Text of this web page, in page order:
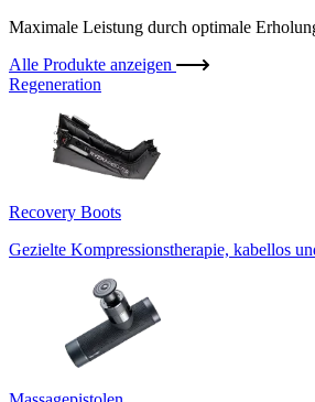
Maximale Leistung durch optimale
Alle Produkte anzeigen
Regeneration
Recovery Boots
Gezielte Kompressionstherapie, kabellos